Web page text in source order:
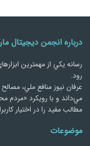
درباره انجمن دیجیتال
رسانه يكي از مهمترین
رود.
عرفان نیوز منافع ملي،
مي‌داند و با رويكرد «مردم‌
مطالب مفید را در اختیار
موضوعات